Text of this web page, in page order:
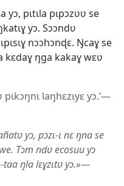
yɔ, pɩtɩla pɩpɔzʋʋ se
yɔ. Sɔɔndʋ
nɔɔhɔnɖɛ. Ŋcaɣ se
kɛdaɣ ŋga kakaɣ wɛʋ
laŋhɛzɩyɛ yɔ.’—
yɔ, pɔzɩ-ɩ nɛ ŋna se
Tɔm ndʋ ecosuu yɔ
taa ŋla lɛɣzɩtʋ yɔ.»—